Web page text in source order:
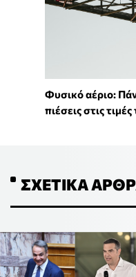
Φυσικό αέριο:
πιέσεις στις
ΣΧΕΤΙΚΆ